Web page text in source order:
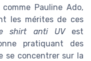
Pauline Ado,
les mérites de ces
shirt anti UVest
pratiquant des
se concentrer sur la